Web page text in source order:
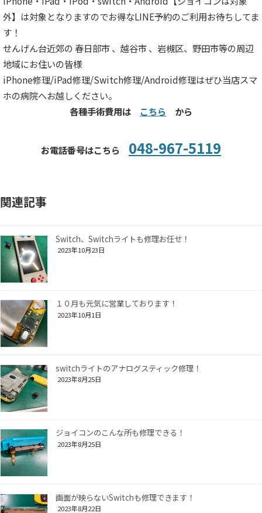
外】は対象となりますのでお得なLINE予約のご利用お待ちしてま
す！
せんげん台近郊の 春日部市 、越谷市 、岩槻区、野田市等の周辺
地域にお住いの皆様
iPhone修理/iPad修理/Switch修理/Android修理はぜひ当店スマ
ホの病院へお越しください。
各種手術費用は こちら から
お電話番号はこちら 048-967-5119
関連記事
Switch、Switchライトも修理お任せ！
2023年10月23日
１０月も元気に営業しております！
2023年10月1日
switchライトのアナログスティック修理！
2023年8月25日
ジョイコンのこんな所も修理できる！
2023年8月25日
画面が映らないSwitchも修理できます！
2023年8月22日